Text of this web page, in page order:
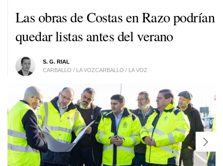
Las obras de Costas en Razo podrían
quedar listas antes del verano
S. G. RIAL
CARBALLO / LA VOZCARBALLO / LA VOZ